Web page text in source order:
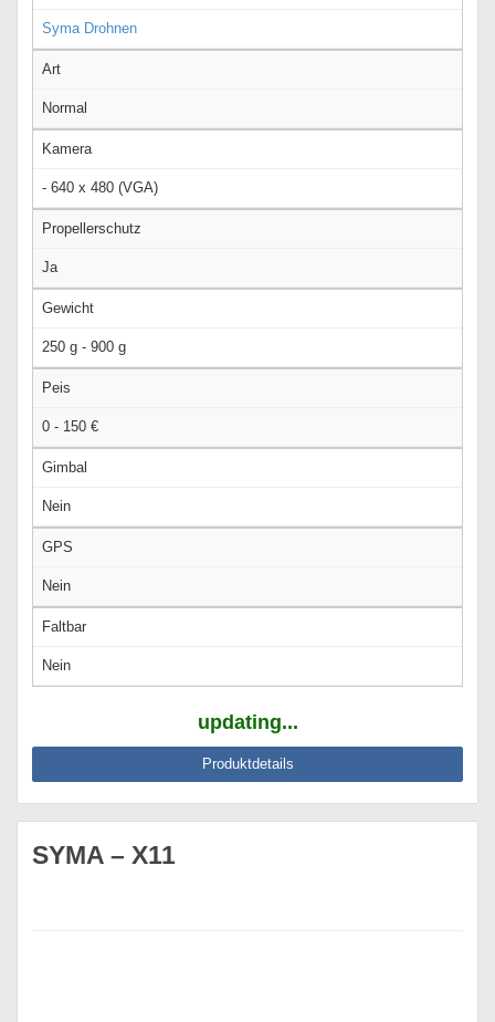
Syma Drohnen
Art
Normal
Kamera
- 640 x 480 (VGA)
Propellerschutz
Ja
Gewicht
250 g - 900 g
Peis
0 - 150 €
Gimbal
Nein
GPS
Nein
Faltbar
Nein
updating...
Produktdetails
SYMA – X11